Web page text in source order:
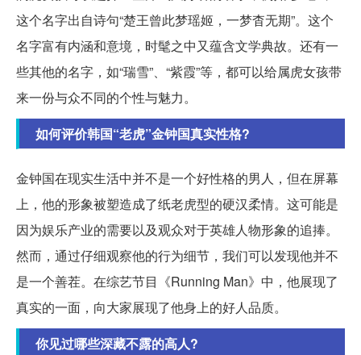
这个名字出自诗句“楚王曾此梦瑶姬，一梦杳无期”。这个
名字富有内涵和意境，时髦之中又蕴含文学典故。还有一
些其他的名字，如“瑞雪”、“紫霞”等，都可以给属虎女孩带
来一份与众不同的个性与魅力。
如何评价韩国“老虎”金钟国真实性格?
金钟国在现实生活中并不是一个好性格的男人，但在屏幕
上，他的形象被塑造成了纸老虎型的硬汉柔情。这可能是
因为娱乐产业的需要以及观众对于英雄人物形象的追捧。
然而，通过仔细观察他的行为细节，我们可以发现他并不
是一个善茬。在综艺节目《Running Man》中，他展现了
真实的一面，向大家展现了他身上的好人品质。
你见过哪些深藏不露的高人?